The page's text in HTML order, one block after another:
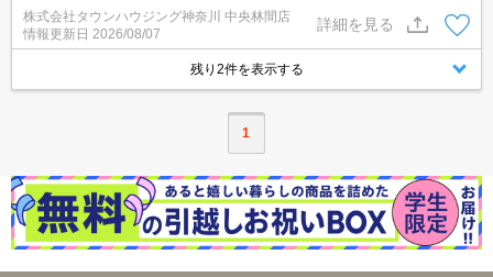
株式会社タウンハウジング神奈川 中央林間店
情報更新日 2026/08/07
詳細を見る
残り2件を表示する
1